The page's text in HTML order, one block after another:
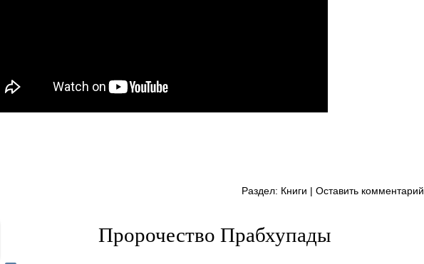
Раздел: Книги |Оставить комментарий
Пророчество Прабхупады